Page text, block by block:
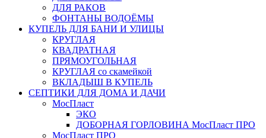
ДЛЯ РАКОВ
ФОНТАНЫ ВОДОЁМЫ
КУПЕЛЬ ДЛЯ БАНИ И УЛИЦЫ
КРУГЛАЯ
КВАДРАТНАЯ
ПРЯМОУГОЛЬНАЯ
КРУГЛАЯ со скамейкой
ВКЛАДЫШ В КУПЕЛЬ
СЕПТИКИ ДЛЯ ДОМА И ДАЧИ
МосПласт
ЭКО
ДОБОРНАЯ ГОРЛОВИНА МосПласт ПРО
МосПласт ПРО